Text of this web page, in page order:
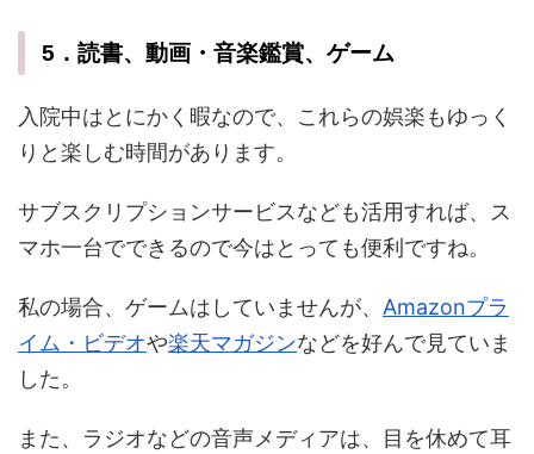
5．読書、動画・音楽鑑賞、ゲーム
入院中はとにかく暇なので、これらの娯楽もゆっく
りと楽しむ時間があります。
サブスクリプションサービスなども活用すれば、ス
マホ一台でできるので今はとっても便利ですね。
私の場合、ゲームはしていませんが、 Amazonプラ
イム・ビデオや楽天マガジンなどを好んで見ていま
した。
また、ラジオなどの音声メディアは、目を休めて耳